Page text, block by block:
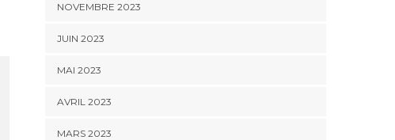
NOVEMBRE 2023
JUIN 2023
MAI 2023
AVRIL 2023
MARS 2023